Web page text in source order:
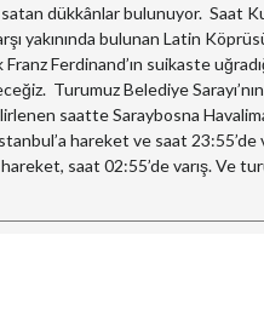
dükkânlar bulunuyor. Saat
yakınında bulunan Latin
Ferdinand’ın suikaste
Turumuz Belediye
saatte Saraybosna
hareket ve saat 23:55’de
saat 02:55’de varış. Ve